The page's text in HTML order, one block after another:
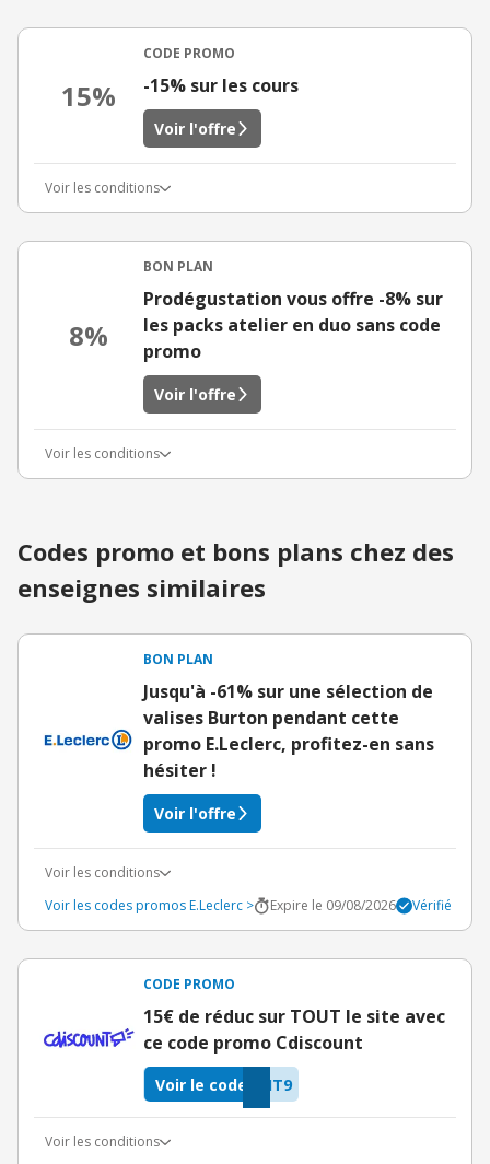
15%
CODE PROMO
-15% sur les cours
Voir l'offre
Voir les conditions
8%
BON PLAN
Prodégustation vous offre -8% sur
les packs atelier en duo sans code
promo
Voir l'offre
Voir les conditions
Codes promo et bons plans chez des
enseignes similaires
BON PLAN
Jusqu'à -61% sur une sélection de
valises Burton pendant cette
promo E.Leclerc, profitez-en sans
hésiter !
Voir l'offre
Voir les conditions
Voir les codes promos E.Leclerc >
Expire le 09/08/2026 Vérifié
CODE PROMO
15€ de réduc sur TOUT le site avec
ce code promo Cdiscount
IT9
Voir le code
Voir les conditions